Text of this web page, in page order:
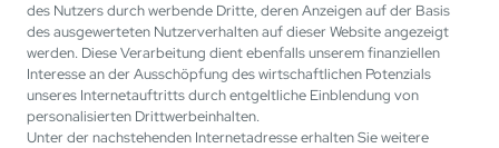
des Nutzers durch werbende Dritte, deren Anzeigen auf der Basis
des ausgewerteten Nutzerverhalten auf dieser Website angezeigt
werden. Diese Verarbeitung dient ebenfalls unserem finanziellen
Interesse an der Ausschöpfung des wirtschaftlichen Potenzials
unseres Internetauftritts durch entgeltliche Einblendung von
personalisierten Drittwerbeinhalten.
Unter der nachstehenden Internetadresse erhalten Sie weitere